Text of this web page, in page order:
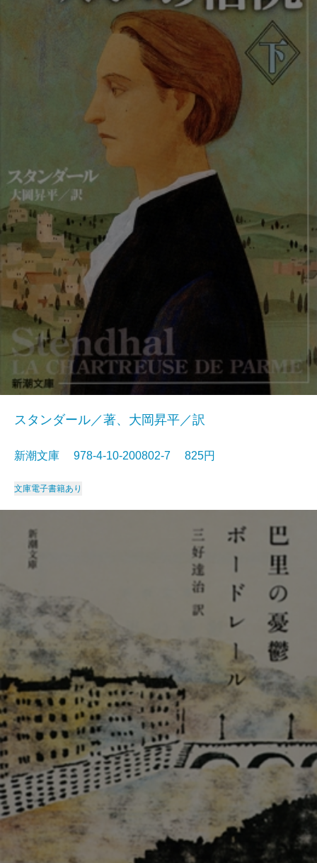
スタンダール／著、大岡昇平／訳
新潮文庫 978-4-10-200802-7 825円
文庫電子書籍あり